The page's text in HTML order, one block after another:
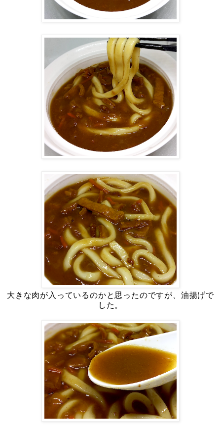
大きな肉が入っているのかと思ったのですが、油揚げで
した。